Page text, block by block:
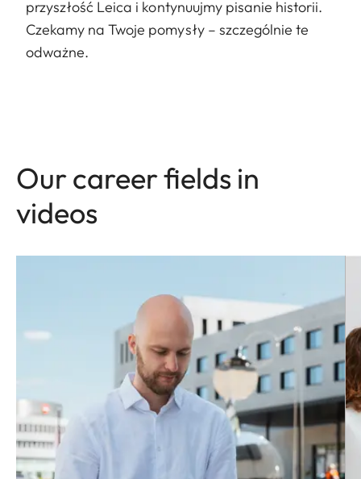
przyszłość Leica i kontynuujmy pisanie historii.
Czekamy na Twoje pomysły – szczególnie te
odważne.
Our career fields in
videos